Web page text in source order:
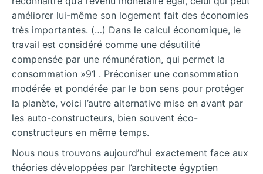
améliorer lui-même son logement fait des économies
très importantes. (…) Dans le calcul économique, le
travail est considéré comme une désutilité
compensée par une rémunération, qui permet la
consommation »91 . Préconiser une consommation
modérée et pondérée par le bon sens pour protéger
la planète, voici l’autre alternative mise en avant par
les auto-constructeurs, bien souvent éco-
constructeurs en même temps.
Nous nous trouvons aujourd’hui exactement face aux
théories développées par l’architecte égyptien